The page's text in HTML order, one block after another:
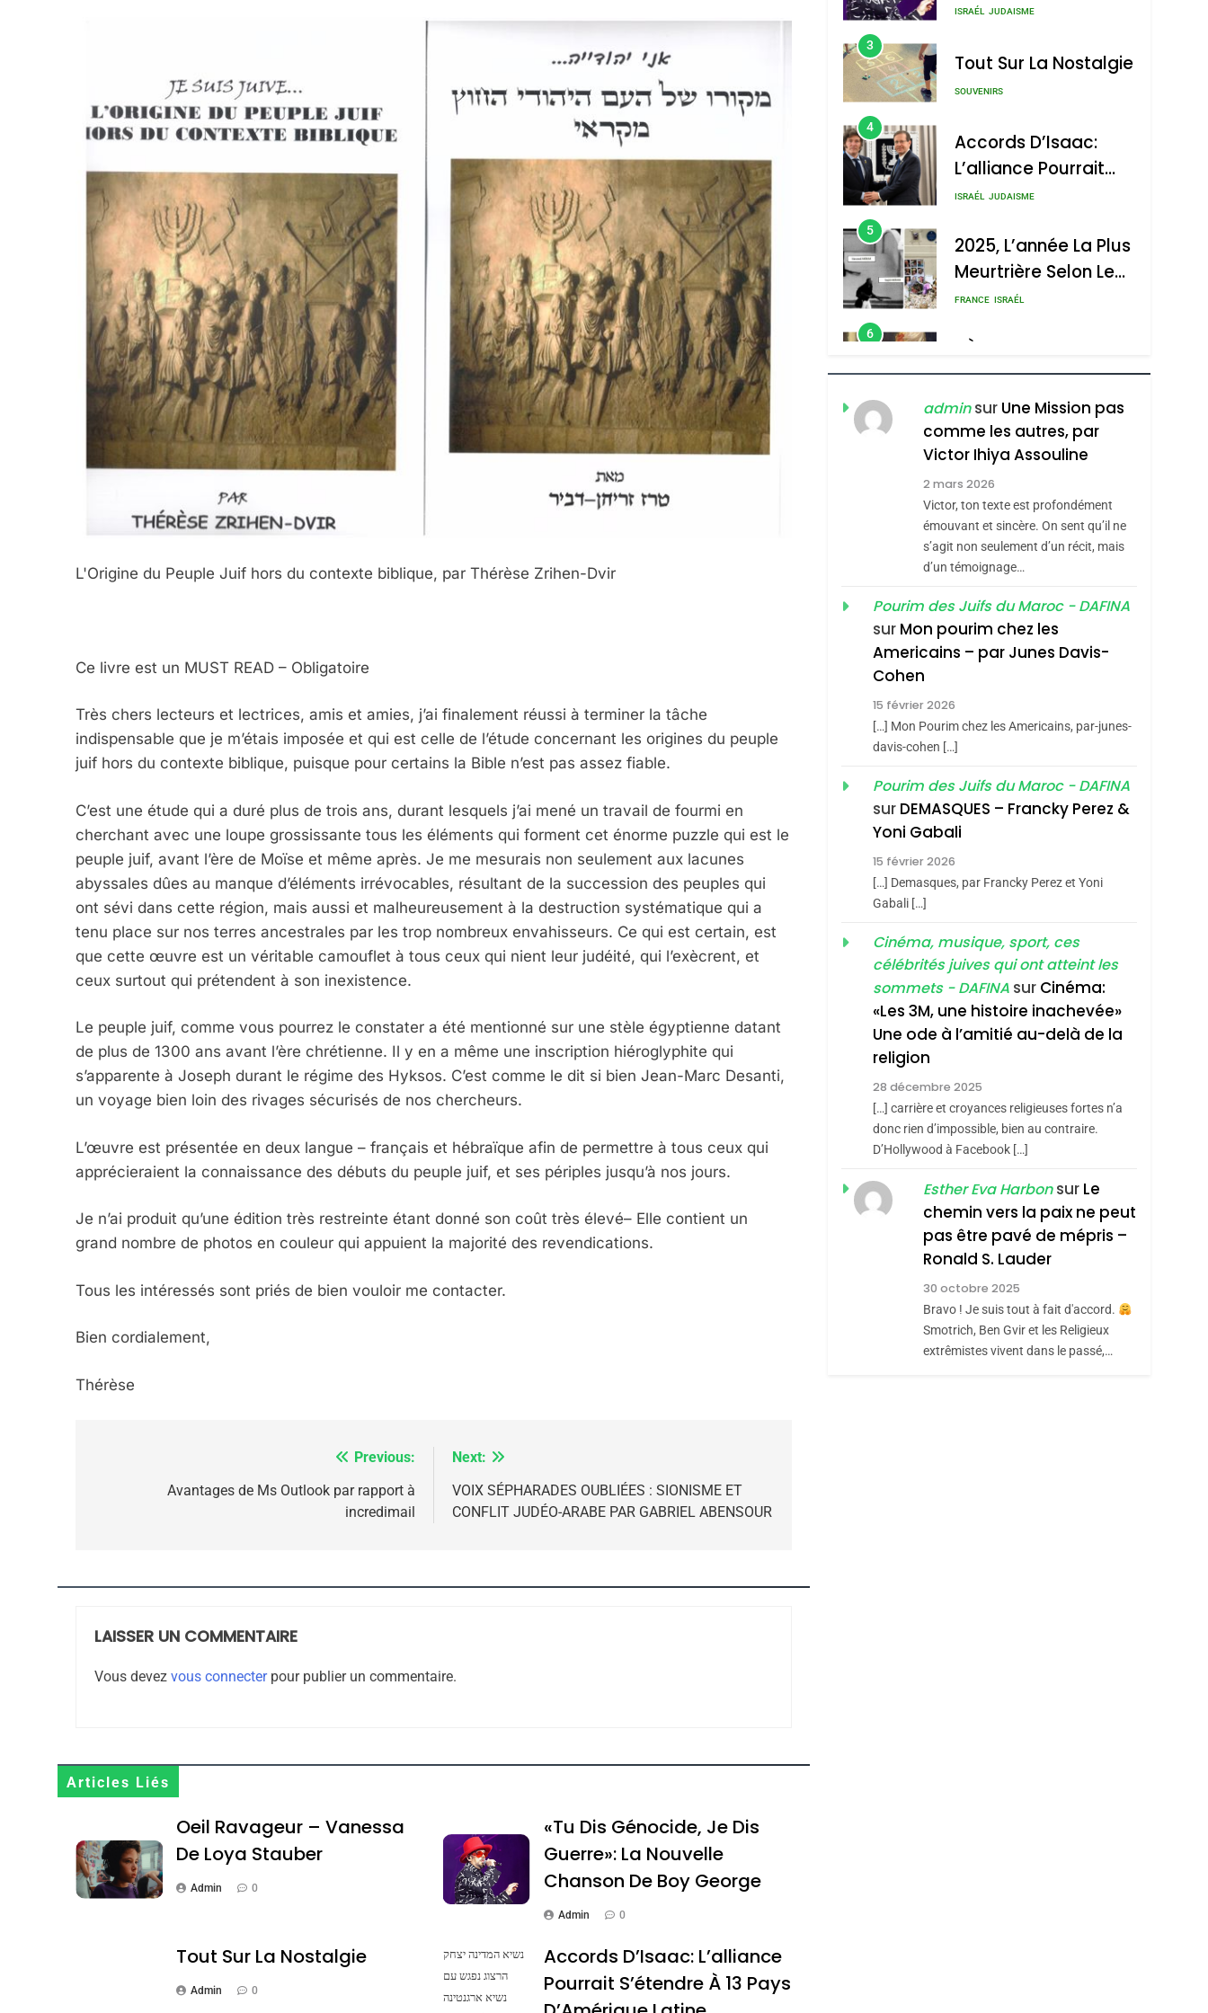
L'Origine du Peuple Juif hors du contexte biblique, par Thérèse Zrihen-Dvir
Ce livre est un MUST READ – Obligatoire
Très chers lecteurs et lectrices, amis et amies, j’ai finalement réussi à terminer la tâche
indispensable que je m’étais imposée et qui est celle de l’étude concernant les origines du peuple
juif hors du contexte biblique, puisque pour certains la Bible n’est pas assez fiable.
C’est une étude qui a duré plus de trois ans, durant lesquels j’ai mené un travail de fourmi en
cherchant avec une loupe grossissante tous les éléments qui forment cet énorme puzzle qui est le
peuple juif, avant l’ère de Moïse et même après. Je me mesurais non seulement aux lacunes
abyssales dûes au manque d’éléments irrévocables, résultant de la succession des peuples qui
ont sévi dans cette région, mais aussi et malheureusement à la destruction systématique qui a
tenu place sur nos terres ancestrales par les trop nombreux envahisseurs. Ce qui est certain, est
que cette œuvre est un véritable camouflet à tous ceux qui nient leur judéité, qui l’exècrent, et
ceux surtout qui prétendent à son inexistence.
Le peuple juif, comme vous pourrez le constater a été mentionné sur une stèle égyptienne datant
de plus de 1300 ans avant l’ère chrétienne. Il y en a même une inscription hiéroglyphite qui
s’apparente à Joseph durant le régime des Hyksos. C’est comme le dit si bien Jean-Marc Desanti,
un voyage bien loin des rivages sécurisés de nos chercheurs.
L’œuvre est présentée en deux langue – français et hébraïque afin de permettre à tous ceux qui
apprécieraient la connaissance des débuts du peuple juif, et ses périples jusqu’à nos jours.
Je n’ai produit qu’une édition très restreinte étant donné son coût très élevé– Elle contient un
grand nombre de photos en couleur qui appuient la majorité des revendications.
Tous les intéressés sont priés de bien vouloir me contacter.
Bien cordialement,
Thérèse
Previous:
Avantages de Ms Outlook par rapport à
incredimail
Next:
VOIX SÉPHARADES OUBLIÉES : SIONISME ET
CONFLIT JUDÉO-ARABE PAR GABRIEL ABENSOUR
LAISSER UN COMMENTAIRE
Vous devez vous connecterpour publier un commentaire.
Articles Liés
Oeil Ravageur – Vanessa
De Loya Stauber
Admin 0
«Tu Dis Génocide, Je Dis
Guerre»: La Nouvelle
Chanson De Boy George
Admin 0
Tout Sur La Nostalgie
Admin 0
נשיא המדינה יצחק
הרצוג נפגש עם
נשיא ארגנטינה
Accords D’Isaac: L’alliance
Pourrait S’étendre À 13 Pays
Nouvelle Chanson De
ISRAÉL JUDAISME
3
Tout Sur La Nostalgie
SOUVENIRS
4
Accords D’Isaac:
L’alliance Pourrait
S’étendre À 13 Pays
ISRAÉL JUDAISME
5
2025, L’année La Plus
Meurtrière Selon Le
Rapport D’ADL
FRANCE ISRAÉL
6
FIÈRE, DIGNE ET
RÉSILIENTE :
POURQUOI JE
REVENDIQUE MA
JUDAÏTE Par Thérèse
Zrihen-Dvir
ISRAÉL JUDAISME
CE QUI NOUS
MANQUE – Jacques
Hadida
JUDAISME
Maroc : Les Amandes
De Tafraout, Le Miel
De Tadla Azilal
Consacrés Produits
Du Terroir
DAFINA MAROC
Oeil Ravageur –
2
Dis Guerre»: La
Nouvelle Chanson De
Boy George
ISRAÉL JUDAISME
Accords D’Isaac:
L’alliance Pourrait
S’étendre À 13 Pays
D’Amérique Latine
ISRAÉL JUDAISME
5
Meurtrière Selon Le
Rapport D’ADL
Contre
L’antisémitisme
FRANCE ISRAÉL
FIÈRE, DIGNE ET
RÉSILIENTE :
POURQUOI JE
REVENDIQUE MA
JUDAÏTE Par Thérèse
Zrihen-Dvir
ISRAÉL JUDAISME
CE QUI NOUS
MANQUE – Jacques
Hadida
JUDAISME
Maroc : Les Amandes
adminsur Une Mission pas
comme les autres, par
Victor Ihiya Assouline
2 mars 2026
Victor, ton texte est profondément
émouvant et sincère. On sent qu’il ne
s’agit non seulement d’un récit, mais
d’un témoignage…
Pourim des Juifs du Maroc - DAFINA
sur Mon pourim chez les
Americains – par Junes Davis-
Cohen
15 février 2026
[…] Mon Pourim chez les Americains, par-junes-
davis-cohen […]
Pourim des Juifs du Maroc - DAFINA
sur DEMASQUES – Francky Perez &
Yoni Gabali
15 février 2026
[…] Demasques, par Francky Perez et Yoni
Gabali […]
Cinéma, musique, sport, ces
célébrités juives qui ont atteint les
sommets - DAFINA sur Cinéma:
«Les 3M, une histoire inachevée»
Une ode à l’amitié au-delà de la
religion
28 décembre 2025
[…] carrière et croyances religieuses fortes n’a
donc rien d’impossible, bien au contraire.
D’Hollywood à Facebook […]
Esther Eva Harbonsur Le
chemin vers la paix ne peut
pas être pavé de mépris –
Ronald S. Lauder
30 octobre 2025
Bravo ! Je suis tout à fait d'accord.
Smotrich, Ben Gvir et les Religieux
extrêmistes vivent dans le passé,…
5
2025, L’année La Plus Meurtrière Selon Le Rapport D’ADL Contre L’antisémitisme
6
Dvir
CE QUI NOUS MANQUE – Jacques Hadida
Terroir
Oeil Ravageur – Vanessa De Loya Stauber